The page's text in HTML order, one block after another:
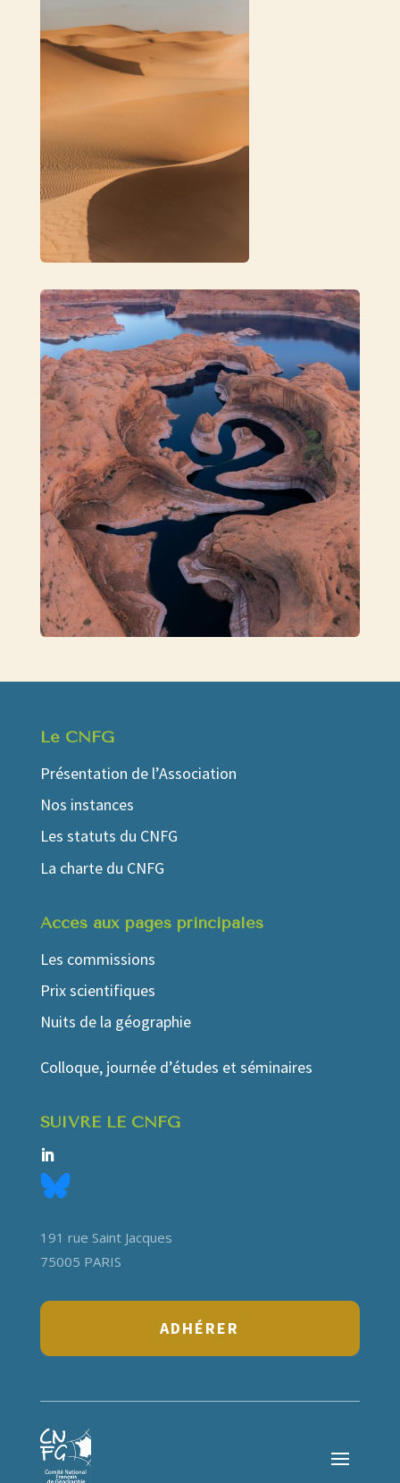
Le CNFG
Présentation de l’Association
Nos instances
Les statuts du CNFG
La charte du CNFG
Accés aux pages principales
Les commissions
Prix scientifiques
Nuits de la géographie
Colloque, journée d’études et séminaires
SUIVRE LE CNFG
191 rue Saint Jacques
75005 PARIS
ADHÉRER